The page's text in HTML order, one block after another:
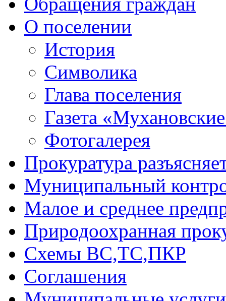
О поселении
История
Символика
Глава поселения
Газета
Фотогалерея
Прокуратура
Муниципальный
Малое и среднее
Природоохранная
Схемы ВС,ТС,ПКР
Соглашения